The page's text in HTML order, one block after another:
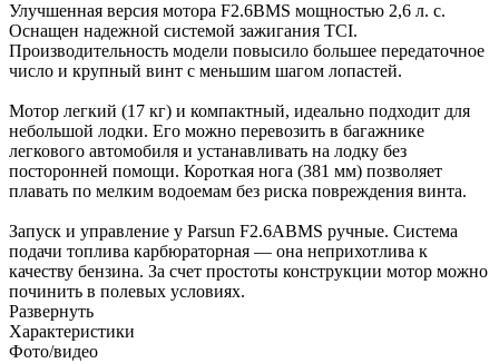
Улучшенная версия мотора F2.6BMS мощностью 2,6 л. с.
Оснащен надежной системой зажигания TCI.
Производительность модели повысило большее передаточное
число и крупный винт с меньшим шагом лопастей.
Мотор легкий (17 кг) и компактный, идеально подходит для
небольшой лодки. Его можно перевозить в багажнике
легкового автомобиля и устанавливать на лодку без
посторонней помощи. Короткая нога (381 мм) позволяет
плавать по мелким водоемам без риска повреждения винта.
Запуск и управление у Parsun F2.6ABMS ручные. Система
подачи топлива карбюраторная — она неприхотлива к
качеству бензина. За счет простоты конструкции мотор можно
починить в полевых условиях.
Развернуть
Характеристики
Фото/видео